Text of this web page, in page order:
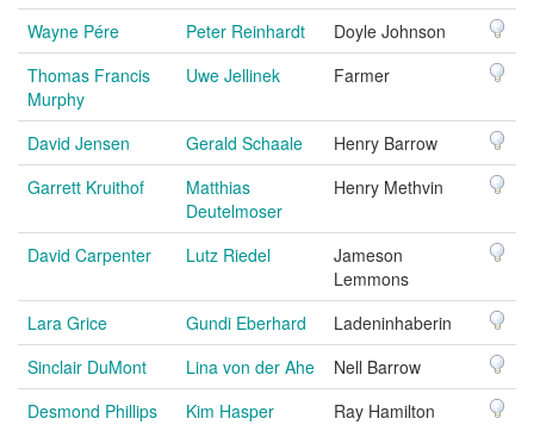
Wayne Pére
Peter Reinhardt
Doyle Johnson
Thomas Francis
Murphy
Uwe Jellinek Farmer
David Jensen Gerald Schaale
Henry Barrow
Garrett Kruithof
Matthias
Deutelmoser
Henry Methvin
David Carpenter Lutz Riedel
Jameson
Lemmons
Lara Grice
Gundi Eberhard
Ladeninhaberin
Sinclair DuMont
Lina von der Ahe
Nell Barrow
Desmond Phillips
Kim Hasper
Ray Hamilton